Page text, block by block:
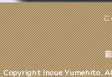
Copyright Inoue Yumehito.